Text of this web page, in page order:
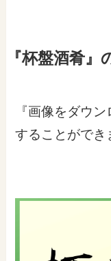
『杯盤酒肴』
『画像をダウ
することができ